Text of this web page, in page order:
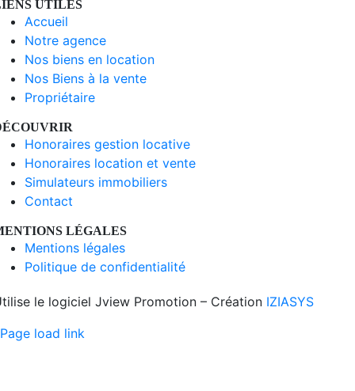
UTILES
Accueil
Notre agence
Nos biens en location
Nos Biens à la vente
Propriétaire
Honoraires gestion locative
Honoraires location et vente
Simulateurs immobiliers
Contact
LÉGALES
Mentions légales
Politique de confidentialité
le logiciel Jview Promotion – Création IZIASYS
Page load link